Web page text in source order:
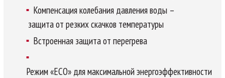
Компенсация колебания давления воды –
защита от резких скачков температуры
Встроенная защита от перегрева
Режим «ECO» для максимальной энергоэффективности